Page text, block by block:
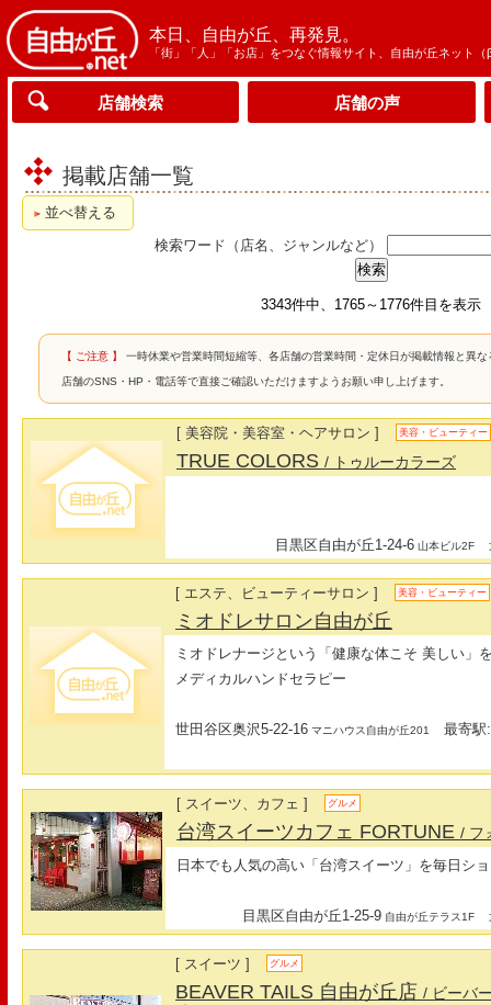
本日、自由が丘、再発見。
「街」「人」「お店」をつなぐ情報サイト、自由が丘ネット（
店舗検索 店舗の声
掲載店舗一覧
並べ替える
検索ワード（店名、ジャンルなど）
3343件中、1765～1776件目を表示
【 ご注意 】 一時休業や営業時間短縮等、各店舗の営業時間・定休日が掲載情報と異
店舗のSNS・HP・電話等で直接ご確認いただけますようお願い申し上げます。
[ 美容院・美容室・ヘアサロン ] 美容・ビューティー
TRUE COLORS/ トゥルーカラーズ
目黒区自由が丘1-24-6 山本ビル2F
[ エステ、ビューティーサロン ] 美容・ビューティー
ミオドレサロン自由が丘
ミオドレナージという「健康な体こそ 美しい」
メディカルハンドセラピー
世田谷区奥沢5-22-16 マニハウス自由が丘201 最寄駅:
[ スイーツ、カフェ ] グルメ
台湾スイーツカフェ FORTUNE/ フ
日本でも人気の高い「台湾スイーツ」を毎日シ
目黒区自由が丘1-25-9 自由が丘テラス1F
[ スイーツ ] グルメ
BEAVER TAILS 自由が丘店/ ビーバ